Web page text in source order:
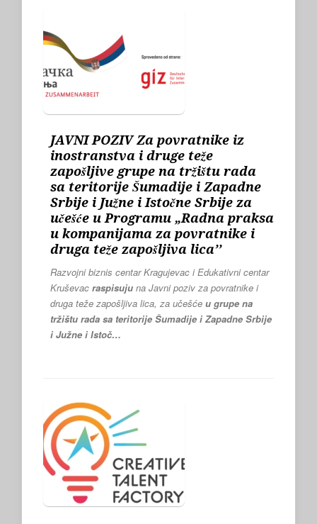
JAVNI POZIV Za povratnike iz
inostranstva i druge teže
zapošljive grupe na tržištu rada
sa teritorije Šumadije i Zapadne
Srbije i Južne i Istočne Srbije za
učešće u Programu „Radna praksa
u kompanijama za povratnike i
druga teže zapošljiva lica’’
Razvojni biznis centar Kragujevac i Edukativni centar
Kruševac raspisuju na Javni poziv za povratnike i
druga teže zapošljiva lica, za učešće u grupe na
tržištu rada sa teritorije Šumadije i Zapadne Srbije
i Južne i Istoč…